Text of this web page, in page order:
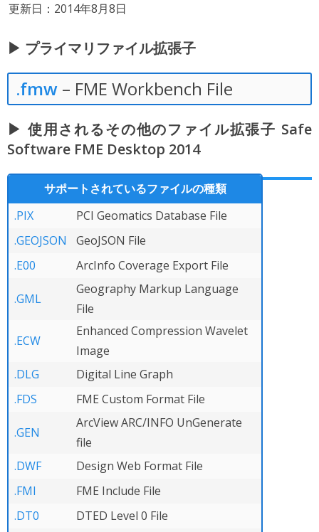
更新日：2014年8月8日
▶ プライマリファイル拡張子
.fmw – FME Workbench File
▶ 使用されるその他のファイル拡張子 Safe
Software FME Desktop 2014
サポートされているファイルの種類
.PIX
PCI Geomatics Database File
.GEOJSON
GeoJSON File
.E00
ArcInfo Coverage Export File
.GML
Geography Markup Language
File
.ECW
Enhanced Compression Wavelet
Image
.DLG
Digital Line Graph
.FDS
FME Custom Format File
.GEN
ArcView ARC/INFO UnGenerate
file
.DWF
Design Web Format File
.FMI
FME Include File
.DT0
DTED Level 0 File